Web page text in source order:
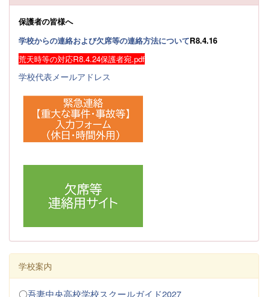
保護者の皆様へ
学校からの連絡および欠席等の連絡方法についてR8.4.16
荒天時等の対応R8.4.24保護者宛.pdf
学校代表メールアドレス
学校案内
〇吾妻中央高校学校スクールガイド2027